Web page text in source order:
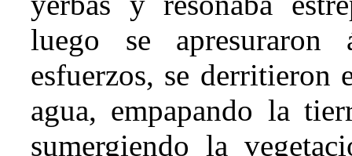
luego se
esfuerzos, se
agua, empapando la
sumergiendo la